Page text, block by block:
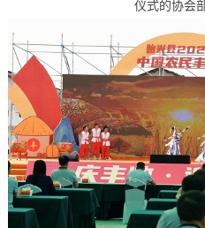
仪式的协会